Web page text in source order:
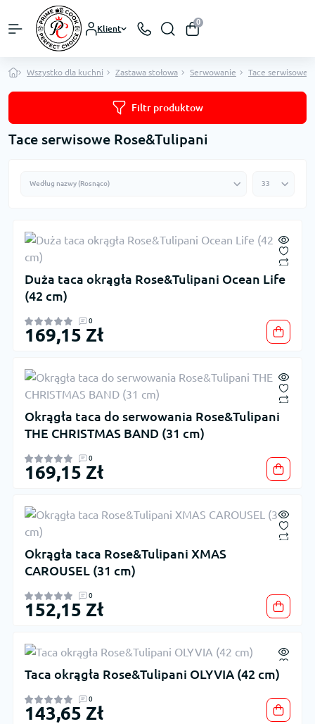
Klient
0
Wszystko dla kuchni Zastawa stołowa Serwowanie Tace serwisowe
Filtr produktow
Tace serwisowe Rose&Tulipani
Duża taca okrągła Rose&Tulipani Ocean Life
(42 cm)
0
169,15 Zł
Okrągła taca do serwowania Rose&Tulipani
THE CHRISTMAS BAND (31 cm)
0
169,15 Zł
Okrągła taca Rose&Tulipani XMAS
CAROUSEL (31 cm)
0
152,15 Zł
Taca okrągła Rose&Tulipani OLYVIA (42 cm)
0
143,65 Zł